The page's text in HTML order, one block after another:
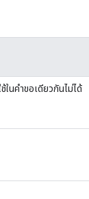
ในคำขอเดียวกันไม่ได้